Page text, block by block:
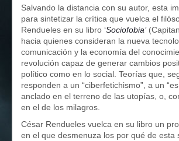
Salvando la distancia con su autor, esta
para sintetizar la crítica que vuelca el
Rendueles en su libro ‘Sociofobia’
hacia quienes consideran la nueva
comunicación y la economía del
revolución capaz de generar cambios
político como en lo social. Teorías que,
responden a un “ciberfetichismo”, a un
anclado en el terreno de las utopías, o,
en el de los milagros.
César Rendueles vuelca en su libro un
en el que desmenuza los por qué de esta